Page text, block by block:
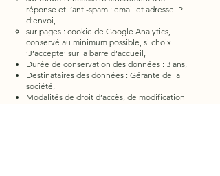
réponse et l’anti-spam : email et adresse IP
d’envoi,
sur pages : cookie de Google Analytics,
conservé au minimum possible, si choix
’J’accepte’ sur la barre d’accueil,
Durée de conservation des données : 3 ans,
Destinataires des données : Gérante de la
société,
Modalités de droit d’accès, de modification